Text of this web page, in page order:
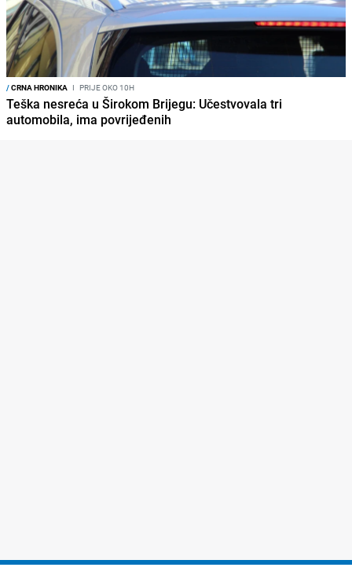
/CRNA HRONIKA I PRIJE OKO 10H
Teška nesreća u Širokom Brijegu: Učestvovala tri
automobila, ima povrijeđenih